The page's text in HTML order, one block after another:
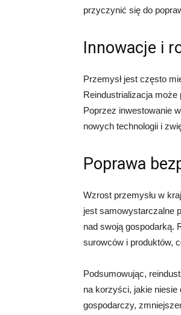
przyczynić się do
Innowacje i
Przemysł jest często
Reindustrializacja
Poprzez inwestowanie
nowych technologii i
Poprawa
Wzrost przemysłu w
jest samowystarczalne
nad swoją gospodarką.
surowców i produktów,
Podsumowując,
na korzyści, jakie niesie
gospodarczy,